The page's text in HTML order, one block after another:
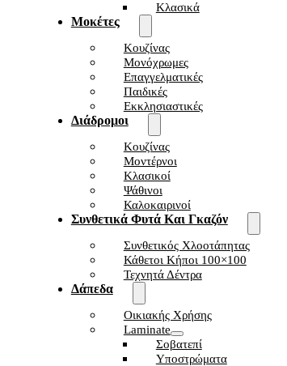
Κλασικά
Μοκέτες
Κουζίνας
Μονόχρωμες
Επαγγελματικές
Παιδικές
Εκκλησιαστικές
Διάδρομοι
Κουζίνας
Μοντέρνοι
Κλασικοί
Ψάθινοι
Καλοκαιρινοί
Συνθετικά Φυτά Και Γκαζόν
Συνθετικός Χλοοτάπητας
Κάθετοι Κήποι 100×100
Τεχνητά Δέντρα
Δάπεδα
Οικιακής Χρήσης
Laminate
Σοβατεπί
Υποστρώματα